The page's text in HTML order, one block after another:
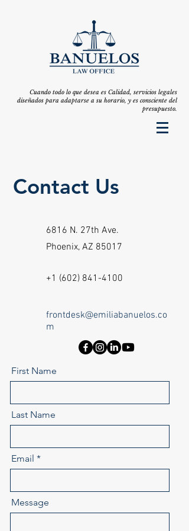
Cuando todo lo que desea es Calidad, servicios legales
diseñados para adaptarse a su horario, y es consciente del
presupuesto.
Contact Us
6816 N. 27th Ave.
Phoenix, AZ 85017
+1 (602) 841-4100
frontdesk@emiliabanuelos.co
m
First Name
Last Name
Email
Message